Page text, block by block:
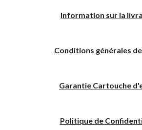
Information sur la
Conditions générales
Garantie Cartouche
Politique de C